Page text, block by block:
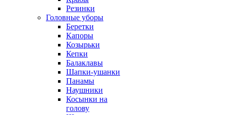
Резинки
Головные уборы
Беретки
Капоры
Козырьки
Кепки
Балаклавы
Шапки-ушанки
Панамы
Наушники
Косынки на
голову